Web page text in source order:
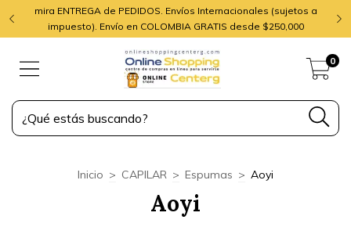
mira ENTREGA de PEDIDOS. Envíos Internacionales (sujetos a
impuesto). Envío en COLOMBIA GRATIS desde $250,000
0
Inicio > CAPILAR > Espumas > Aoyi
Aoyi